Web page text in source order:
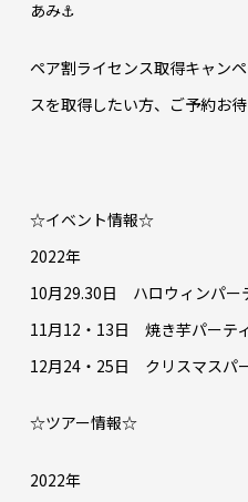
あみ⚓
ペア割ライセンス取得キャン
スを取得したい方、ご予約お
☆イベント情報☆
2022年
10月29.30日 ハロウィンパー
11月12・13日 焼き芋パーティ
12月24・25日 クリスマスパ
☆ツアー情報☆
2022年